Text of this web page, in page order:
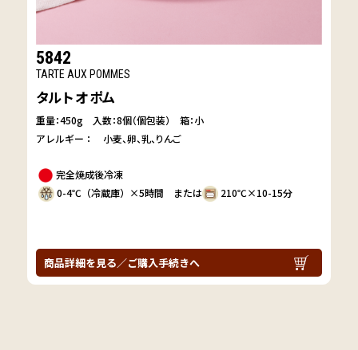
5842
TARTE AUX POMMES
タルト オ ポム
重量：450g
入数：8個（個包装） 箱：小
アレルギー：
小麦 卵 乳 りんご
完全焼成後冷凍
0-4℃（冷蔵庫）×5時間 または
210℃×10-15分
商品詳細を見る／ご購入手続きへ